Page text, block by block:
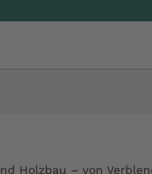
Holzbau – von